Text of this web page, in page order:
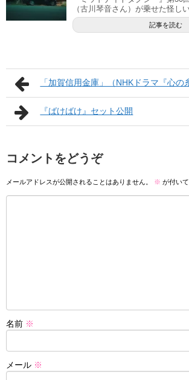
（古川琴音さん）が乗せた怪し
記事を読む
「加賀信用金庫」（NHKドラマ『心の
『ばけばけ』セット公開
コメントをどうぞ
メールアドレスが公開されることはありません。 ※ が付い
名前 ※
メール ※